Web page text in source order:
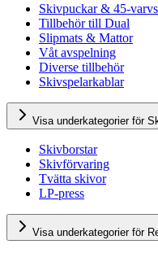
Skivpuckar & 45-
Tillbehör till Dual
Slipmats & Mattor
Våt avspelning
Diverse tillbehör
Skivspelarkablar
Visa underkategorier för
Skivborstar
Skivförvaring
Tvätta skivor
LP-press
Visa underkategorier för